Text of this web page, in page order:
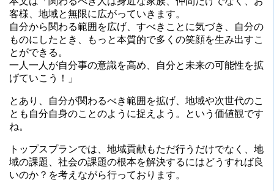
客様、地域と無限に広がっていきます。
自分から関わる範囲を広げ、すべきことに気づき、自分の
ものにしたとき、もっと本質的で多くの笑顔を生み出すこ
とができる。
一人一人が自分事の意識を高め、自分と未来の可能性を拡
げていこう！」
とあり、自分が関わるべき範囲を拡げ、地域や次世代のこ
とも自分自身のことのように捉えよう。という価値観です
ね。
トップスプランでは、地域貢献もただ行うだけでなく、地
域の課題、社会の課題の根本を解決するにはどうすれば良
いのか？を考えながら行っております。